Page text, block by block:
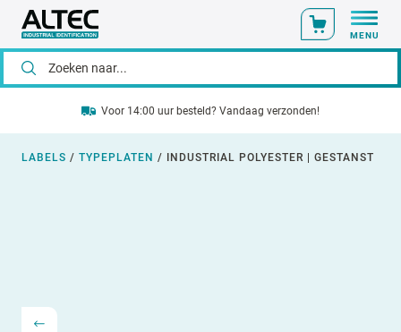
MENU
Voor 14:00 uur besteld? Vandaag verzonden!
LABELS / TYPEPLATEN / INDUSTRIAL POLYESTER | GESTANST